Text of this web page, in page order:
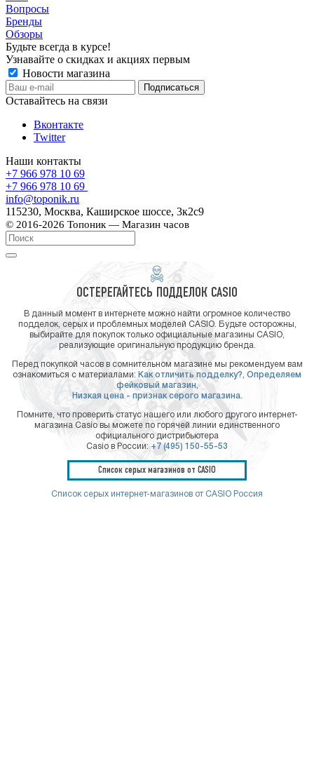
Вопросы
Бренды
Обзоры
Будьте всегда в курсе!
Узнавайте о скидках и акциях первым
Новости магазина
Оставайтесь на связи
Вконтакте
Twitter
Наши контакты
+7 966 978 10 69
+7 966 978 10 69
info@toponik.ru
115230, Москва, Каширское шоссе, 3к2с9
© 2016-2026 Топоник — Магазин часов
ОСТЕРЕГАЙТЕСЬ ПОДДЕЛОК CASIO
В данный момент в интернете можно найти огромное количество
подделок, серых и проблемных моделей CASIO. Будьте осторожны,
выбирайте для покупок только официальные магазины CASIO,
реализующие оригинальную продукцию бренда.
Перед покупкой часов в сомнительном магазине мы рекомендуем вам
ознакомиться с материалами: Как отличить подделку?, Определяем
фейковый магазин,
Низкая цена - признак серого магазина.
Помните, что проверить статус нашего или любого другого интернет-
магазина Casio вы можете по горячей линии единственного
официального дистрибьютера
Casio в России: +7 (495) 150-55-53
Список серых магазинов от CASIO
Список серых интернет-магазинов от CASIO Россия